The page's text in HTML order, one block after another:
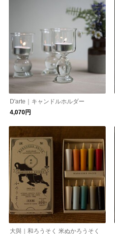
D'arte｜キャンドルホルダー
4,070円
大與｜和ろうそく 米ぬかろうそく